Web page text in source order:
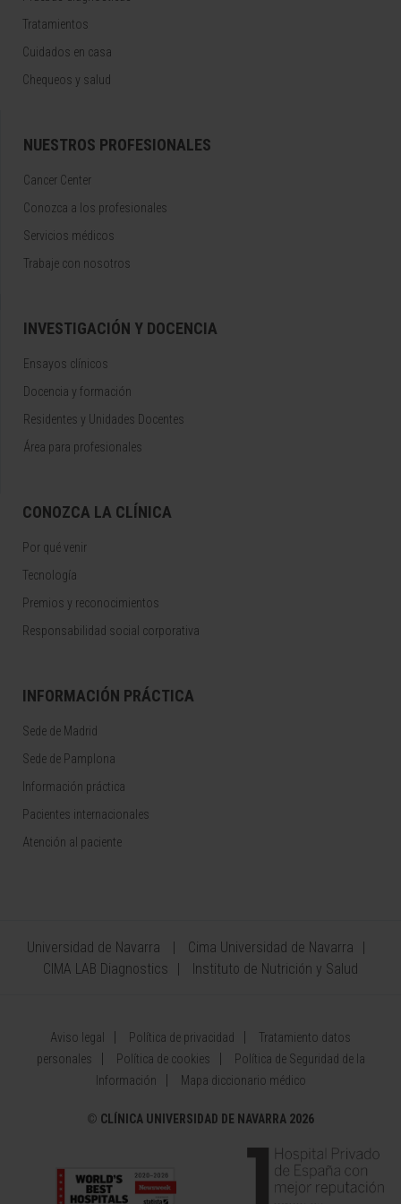
Tratamientos
Cuidados en casa
Chequeos y salud
NUESTROS PROFESIONALES
Cancer Center
Conozca a los profesionales
Servicios médicos
Trabaje con nosotros
INVESTIGACIÓN Y DOCENCIA
Ensayos clínicos
Docencia y formación
Residentes y Unidades Docentes
Área para profesionales
CONOZCA LA CLÍNICA
Por qué venir
Tecnología
Premios y reconocimientos
Responsabilidad social corporativa
INFORMACIÓN PRÁCTICA
Sede de Madrid
Sede de Pamplona
Información práctica
Pacientes internacionales
Atención al paciente
Universidad de Navarra
Cima Universidad de Navarra
CIMA LAB Diagnostics
Instituto de Nutrición y Salud
Aviso legal Política de privacidad
Tratamiento datos
personales
Política de cookies
Política de Seguridad de la
Información
Mapa diccionario médico
© CLÍNICA UNIVERSIDAD DE NAVARRA 2026